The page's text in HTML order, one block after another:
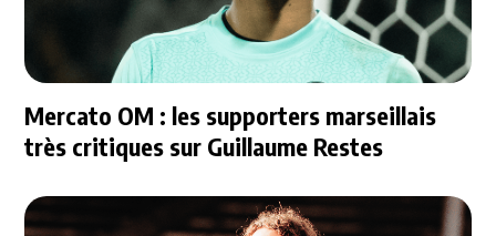
Mercato OM : les supporters marseillais
très critiques sur Guillaume Restes